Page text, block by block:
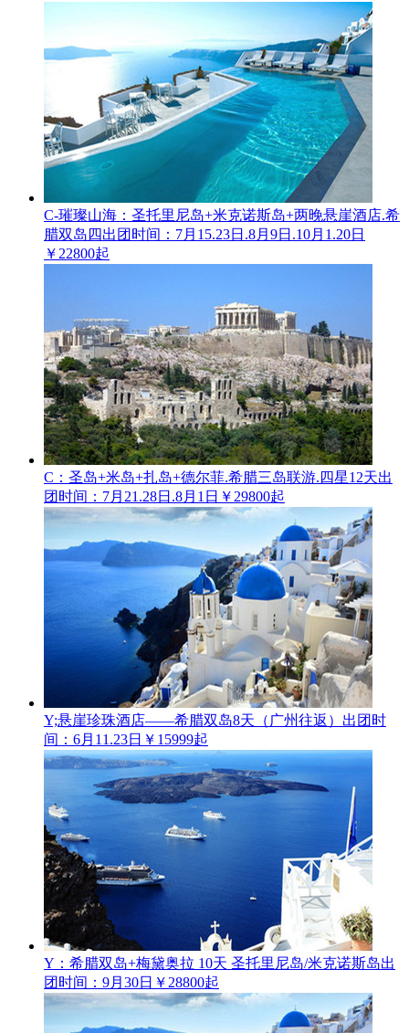
C-璀璨山海：圣托里尼岛+米克诺斯岛+两晚悬崖酒店.希
腊双岛四出团时间：7月15.23日.8月9日.10月1.20日
￥22800起
C：圣岛+米岛+扎岛+德尔菲.希腊三岛联游.四星12天出
团时间：7月21.28日.8月1日 ￥29800起
Y;悬崖珍珠酒店——希腊双岛8天（广州往返） 出团时
间：6月11.23日 ￥15999起
Y：希腊双岛+梅黛奥拉 10天 圣托里尼岛/米克诺斯岛出
团时间：9月30日 ￥28800起